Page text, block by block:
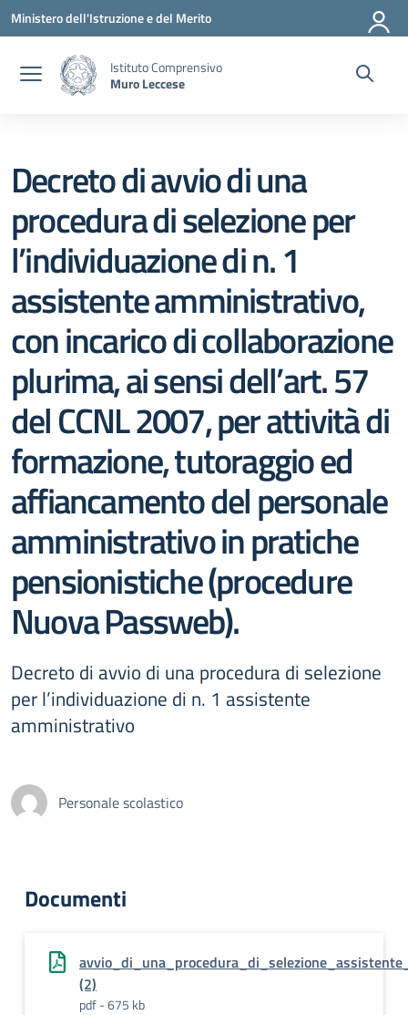
Vai ai contenuti
Vai al menu di navigazione
Vai al footer
Ministero dell'Istruzione e del Merito
Istituto Comprensivo
Muro Leccese
Decreto di avvio di una
procedura di selezione per
l’individuazione di n. 1
assistente amministrativo,
con incarico di collaborazione
plurima, ai sensi dell’art. 57
del CCNL 2007, per attività di
formazione, tutoraggio ed
affiancamento del personale
amministrativo in pratiche
pensionistiche (procedure
Nuova Passweb).
Decreto di avvio di una procedura di selezione
per l’individuazione di n. 1 assistente
amministrativo
Personale scolastico
Documenti
(2)
pdf - 675 kb